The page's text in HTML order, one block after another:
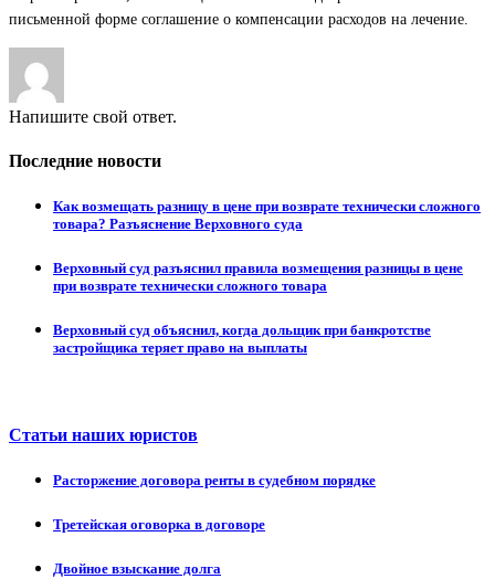
письменной форме соглашение о компенсации расходов на лечение.
Напишите свой ответ.
Последние новости
Как возмещать разницу в цене при возврате технически сложного
товара? Разъяснение Верховного суда
Верховный суд разъяснил правила возмещения разницы в цене
при возврате технически сложного товара
Верховный суд объяснил, когда дольщик при банкротстве
застройщика теряет право на выплаты
Статьи наших юристов
Расторжение договора ренты в судебном порядке
Третейская оговорка в договоре
Двойное взыскание долга